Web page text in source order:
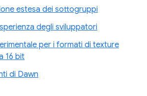
estesa dei sottogruppi
degli sviluppatori
per i formati di texture
16 bit
di Dawn